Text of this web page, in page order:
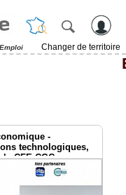
Emploi
Changer de territoire
-
technologiques,
CFE-CGC